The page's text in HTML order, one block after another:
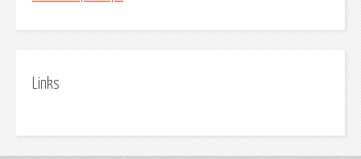
Links